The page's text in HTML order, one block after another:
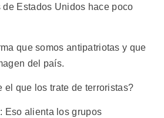
Estados Unidos hace poco
que somos antipatriotas y que
del país.
el que los trate de terroristas?
Eso alienta los grupos